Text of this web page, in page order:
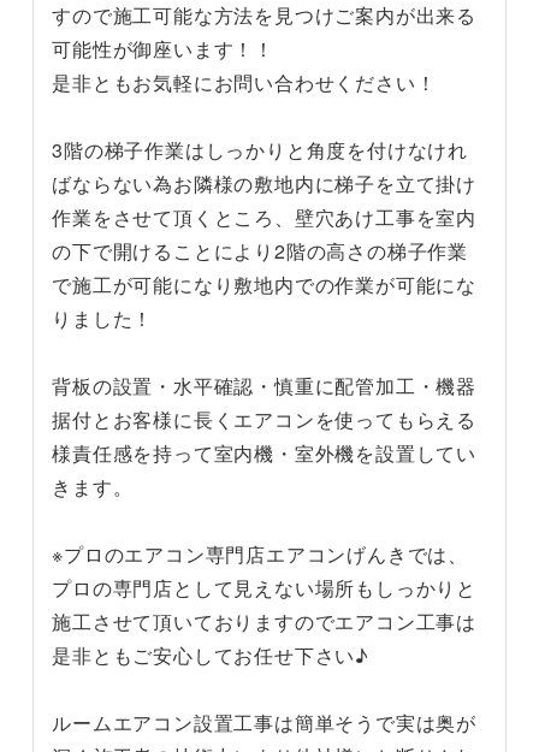
すので施工可能な方法を見つけご案内が出来る
可能性が御座います！！
是非ともお気軽にお問い合わせください！
3階の梯子作業はしっかりと角度を付けなけれ
ばならない為お隣様の敷地内に梯子を立て掛け
作業をさせて頂くところ、壁穴あけ工事を室内
の下で開けることにより2階の高さの梯子作業
で施工が可能になり敷地内での作業が可能にな
りました！
背板の設置・水平確認・慎重に配管加工・機器
据付とお客様に長くエアコンを使ってもらえる
様責任感を持って室内機・室外機を設置してい
きます。
※プロのエアコン専門店エアコンげんきでは、
プロの専門店として見えない場所もしっかりと
施工させて頂いておりますのでエアコン工事は
是非ともご安心してお任せ下さい♪
ルームエアコン設置工事は簡単そうで実は奥が